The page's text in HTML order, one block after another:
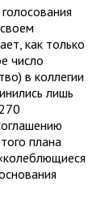
как только
число
в коллегии
лишь
плана